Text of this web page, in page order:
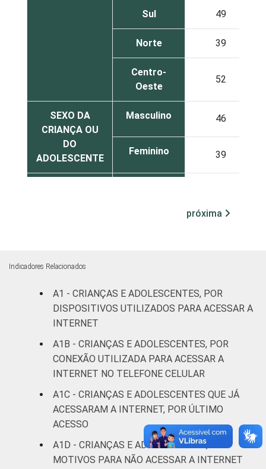
Sul 49
Norte 39
Centro-
Oeste
52
SEXO DA
CRIANÇA OU
DO
ADOLESCENTE
Masculino 46
Feminino 39
Médio ou
mais
52
DA CRIANÇA
OU DO
ADOLESCENTE
anos
39
De 11 a 12
anos
anos
42
De 15 a 17
próxima
Indicadores Relacionados
A1 - CRIANÇAS E ADOLESCENTES, POR
DISPOSITIVOS UTILIZADOS PARA ACESSAR A
INTERNET
A1B - CRIANÇAS E ADOLESCENTES, POR
CONEXÃO UTILIZADA PARA ACESSAR A
INTERNET NO TELEFONE CELULAR
A1C - CRIANÇAS E ADOLESCENTES QUE JÁ
ACESSARAM A INTERNET, POR ÚLTIMO
ACESSO
A1D - CRIANÇAS E ADOLESCENTES, POR
MOTIVOS PARA NÃO ACESSAR A INTERNET